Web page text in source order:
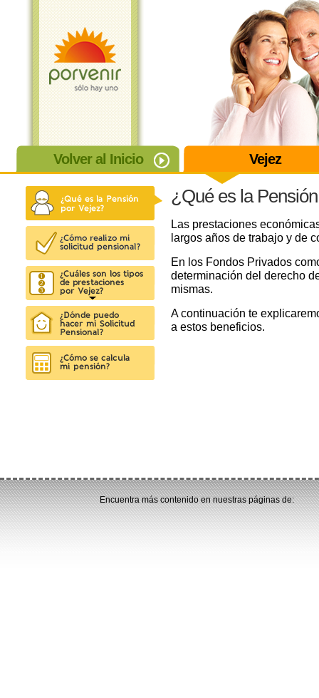
Volver al Inicio Vejez
¿Qué es la
Las prestaciones
largos años de trabajo y de
En los Fondos Privados
determinación del derecho
mismas.
A continuación te
a estos beneficios.
Encuentra más contenido en nuestras páginas de: